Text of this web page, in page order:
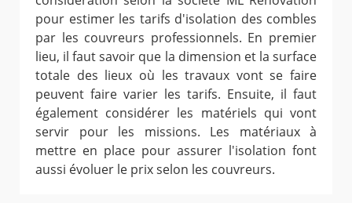
pour estimer les tarifs d'isolation des combles
par les couvreurs professionnels. En premier
lieu, il faut savoir que la dimension et la surface
totale des lieux où les travaux vont se faire
peuvent faire varier les tarifs. Ensuite, il faut
également considérer les matériels qui vont
servir pour les missions. Les matériaux à
mettre en place pour assurer l'isolation font
aussi évoluer le prix selon les couvreurs.